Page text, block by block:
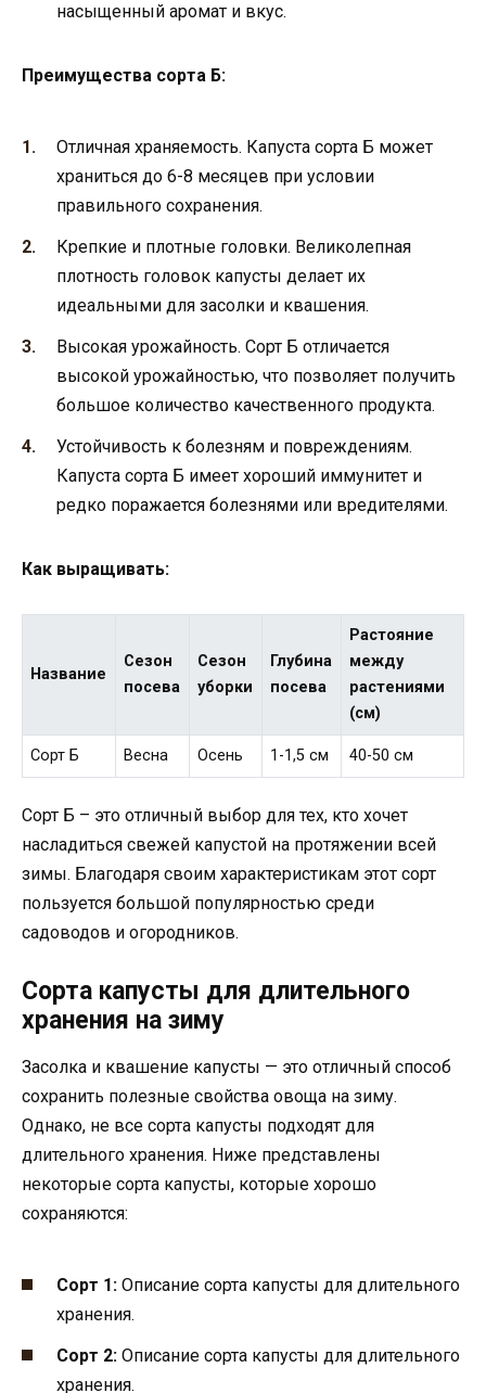
насыщенный аромат и вкус.
Преимущества сорта Б:
Отличная храняемость. Капуста сорта Б может
храниться до 6-8 месяцев при условии
правильного сохранения.
Крепкие и плотные головки. Великолепная
плотность головок капусты делает их
идеальными для засолки и квашения.
Высокая урожайность. Сорт Б отличается
высокой урожайностью, что позволяет получить
большое количество качественного продукта.
Устойчивость к болезням и повреждениям.
Капуста сорта Б имеет хороший иммунитет и
редко поражается болезнями или вредителями.
Как выращивать:
Название
Сезон
посева
Сезон
уборки
Глубина
посева
Растояние
между
растениями
(см)
Сорт Б Весна Осень 1-1,5 см 40-50 см
Сорт Б – это отличный выбор для тех, кто хочет
насладиться свежей капустой на протяжении всей
зимы. Благодаря своим характеристикам этот сорт
пользуется большой популярностью среди
садоводов и огородников.
Сорта капусты для длительного
хранения на зиму
Засолка и квашение капусты — это отличный способ
сохранить полезные свойства овоща на зиму.
Однако, не все сорта капусты подходят для
длительного хранения. Ниже представлены
некоторые сорта капусты, которые хорошо
сохраняются:
Сорт 1: Описание сорта капусты для длительного
хранения.
Сорт 2: Описание сорта капусты для длительного
хранения.